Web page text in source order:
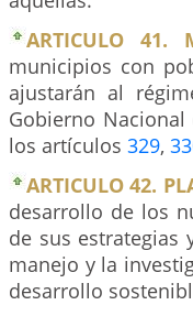
ARTICULO 41.
municipios con
ajustarán al
Gobierno
los artículos 329,
ARTICULO 42.
desarrollo de los
de sus estrategias
manejo y la
desarrollo